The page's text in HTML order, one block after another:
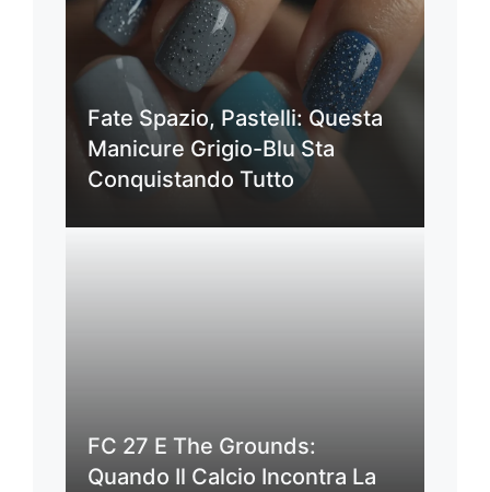
Fate Spazio, Pastelli: Questa
Manicure Grigio-Blu Sta
Conquistando Tutto
FC 27 E The Grounds:
Quando Il Calcio Incontra La